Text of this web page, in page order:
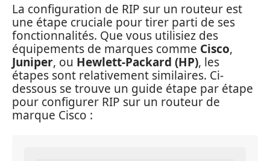
La configuration de RIP sur un routeur est
une étape cruciale pour tirer parti de ses
fonctionnalités. Que vous utilisiez des
équipements de marques comme Cisco,
Juniper, ou Hewlett-Packard (HP), les
étapes sont relativement similaires. Ci-
dessous se trouve un guide étape par étape
pour configurer RIP sur un routeur de
marque Cisco :